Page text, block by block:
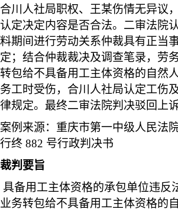
合川人社局职权、王某伤情无异议
认定决定内容是否合法。二审法院
料期间进行劳动关系仲裁具有正当
定；结合仲裁裁决及调查笔录，劳
转包给不具备用工主体资格的自然
务工时受伤，合川人社局认定工伤
律规定。最终二审法院判决驳回上
案例来源：重庆市第一中级人民法
行终 882 号行政判决书
裁判要旨
具备用工主体资格的承包单位违反
业务转包给不具备用工主体资格的